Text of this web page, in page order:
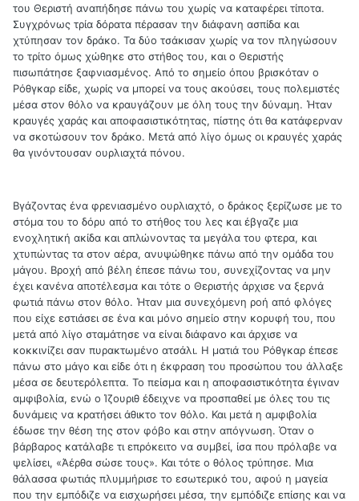
του Θεριστή αναπήδησε πάνω του χωρίς να καταφέρει τίποτα.
Συγχρόνως τρία δόρατα πέρασαν την διάφανη ασπίδα και
χτύπησαν τον δράκο. Τα δύο τσάκισαν χωρίς να τον πληγώσουν
το τρίτο όμως χώθηκε στο στήθος του, και ο Θεριστής
πισωπάτησε ξαφνιασμένος. Από το σημείο όπου βρισκόταν ο
Ρόθγκαρ είδε, χωρίς να μπορεί να τους ακούσει, τους πολεμιστές
μέσα στον θόλο να κραυγάζουν με όλη τους την δύναμη. Ήταν
κραυγές χαράς και αποφασιστικότητας, πίστης ότι θα κατάφερναν
να σκοτώσουν τον δράκο. Μετά από λίγο όμως οι κραυγές χαράς
θα γινόντουσαν ουρλιαχτά πόνου.
Βγάζοντας ένα φρενιασμένο ουρλιαχτό, ο δράκος ξερίζωσε με το
στόμα του το δόρυ από το στήθος του λες και έβγαζε μια
ενοχλητική ακίδα και απλώνοντας τα μεγάλα του φτερα, και
χτυπώντας τα στον αέρα, ανυψώθηκε πάνω από την ομάδα του
μάγου. Βροχή από βέλη έπεσε πάνω του, συνεχίζοντας να μην
έχει κανένα αποτέλεσμα και τότε ο Θεριστής άρχισε να ξερνά
φωτιά πάνω στον θόλο. Ήταν μια συνεχόμενη ροή από φλόγες
που είχε εστιάσει σε ένα και μόνο σημείο στην κορυφή του, που
μετά από λίγο σταμάτησε να είναι διάφανο και άρχισε να
κοκκινίζει σαν πυρακτωμένο ατσάλι. Η ματιά του Ρόθγκαρ έπεσε
πάνω στο μάγο και είδε ότι η έκφραση του προσώπου του άλλαξε
μέσα σε δευτερόλεπτα. Το πείσμα και η αποφασιστικότητα έγιναν
αμφιβολία, ενώ ο Ίζουριθ έδειχνε να προσπαθεί με όλες του τις
δυνάμεις να κρατήσει άθικτο τον θόλο. Και μετά η αμφιβολία
έδωσε την θέση της στον φόβο και στην απόγνωση. Όταν ο
βάρβαρος κατάλαβε τι επρόκειτο να συμβεί, ίσα που πρόλαβε να
ψελίσει, «Άέρθα σώσε τους». Και τότε ο θόλος τρύπησε. Μια
θάλασσα φωτιάς πλυμμήρισε το εσωτερικό του, αφού η μαγεία
που την εμπόδιζε να εισχωρήσει μέσα, την εμπόδιζε επίσης και να